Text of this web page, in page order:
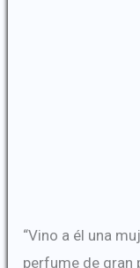
“Vino a él una
perfume de gran